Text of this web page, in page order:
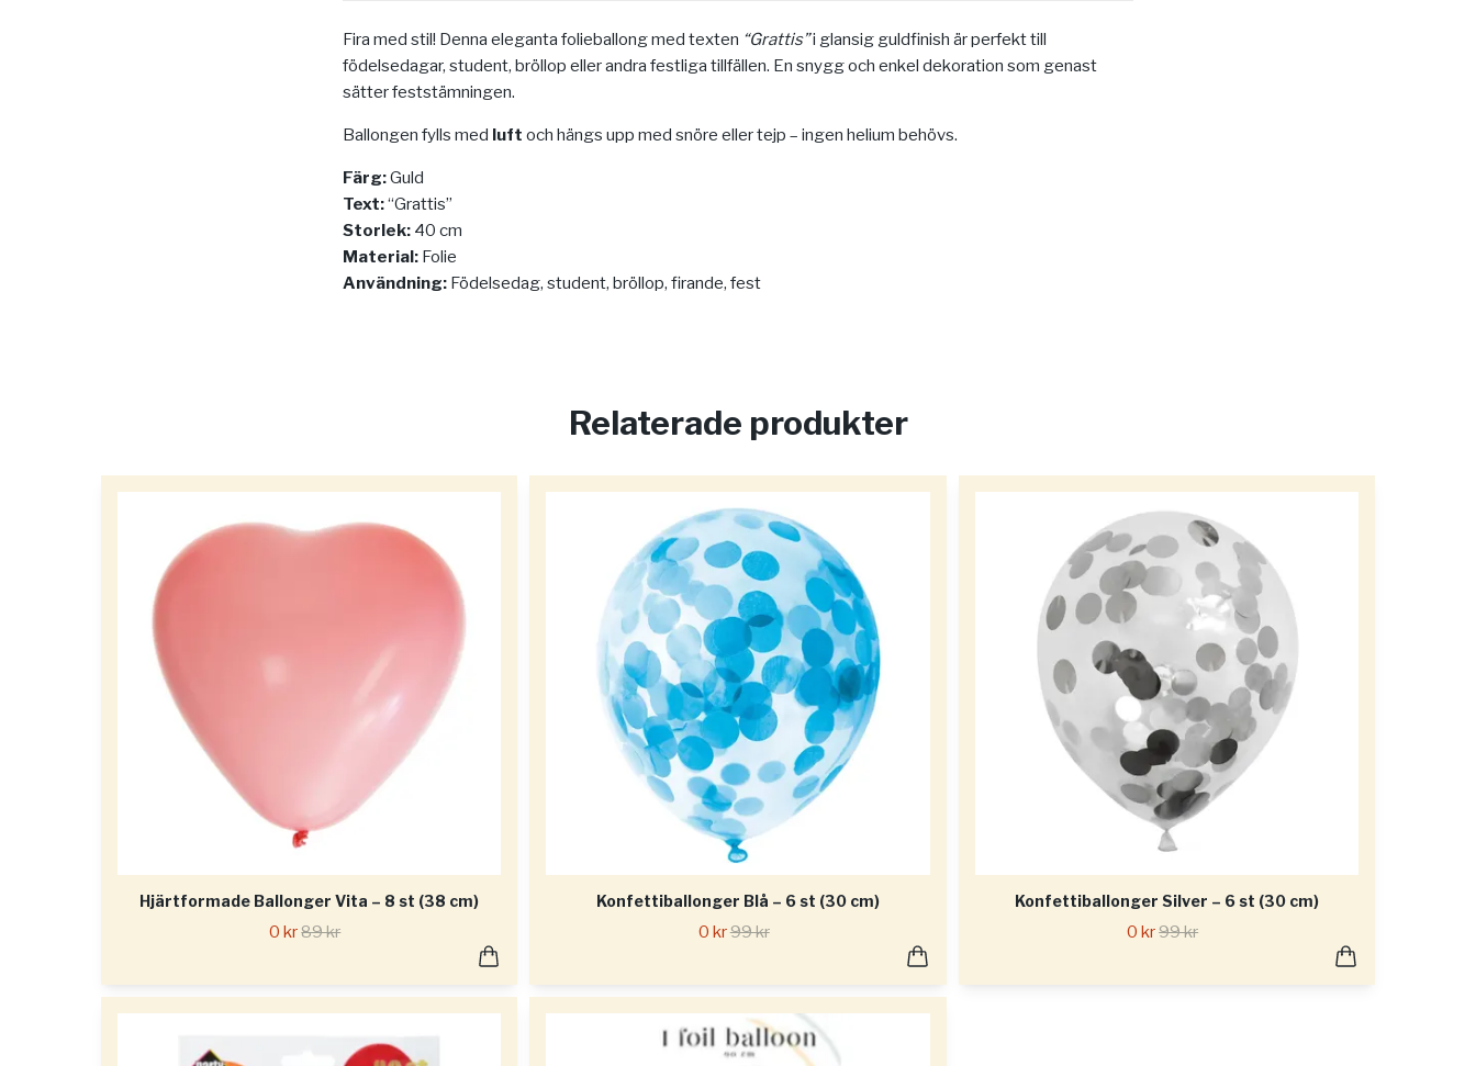
Fira med stil! Denna eleganta folieballong med texten “Grattis”i glansig guldfinish är perfekt till
födelsedagar, student, bröllop eller andra festliga tillfällen. En snygg och enkel dekoration som genast
sätter feststämningen.
Ballongen fylls med luft och hängs upp med snöre eller tejp – ingen helium behövs.
Färg:Guld
Text:“Grattis”
Storlek: 40 cm
Material: Folie
Användning: Födelsedag, student, bröllop, firande, fest
Relaterade produkter
Hjärtformade Ballonger Vita – 8 st (38 cm)
0 kr89 kr
Konfettiballonger Blå – 6 st (30 cm)
0 kr99 kr
Konfettiballonger Silver – 6 st (30 cm)
0 kr99 kr